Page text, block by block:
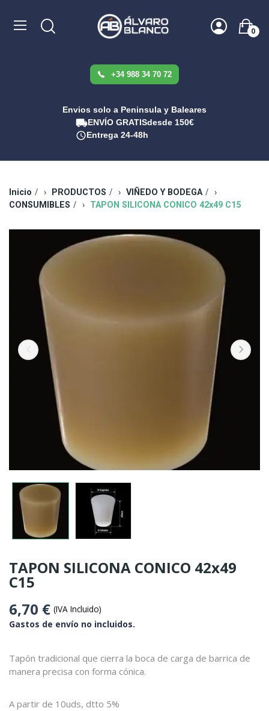
0
+34 988 34 70 72
Envios solo a Peninsula y Baleares
ENVÍO GRATISdesde 150€
Entrega 24-48h
Inicio PRODUCTOS
VIÑEDO Y BODEGA
CONSUMIBLES
TAPON SILICONA CONICO 42x49 C15
TAPON SILICONA CONICO 42x49
C15
6,70 € (IVA Incluido)
Gastos de envío no incluidos.
Tapón tradicional que cierra la boca de carga de barrica de
manera precisa con forma cónica.
A partir de 10uds, dtto 5%